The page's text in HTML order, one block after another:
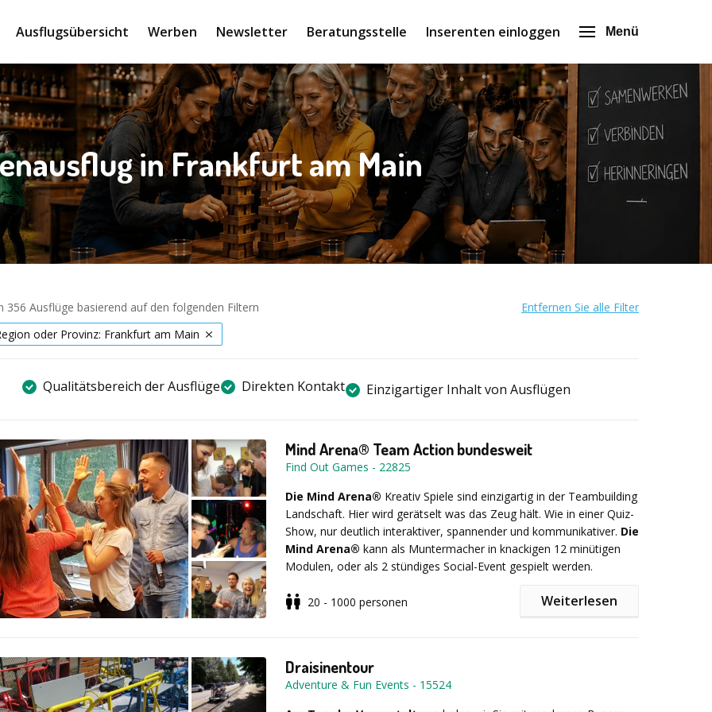
Ausflugsübersicht Werben Newsletter Beratungsstelle Inserenten einloggen Menü
in Frankfurt am Main
356 Ausflüge basierend auf den folgenden Filtern
Entfernen Sie alle Filter
oder Provinz: Frankfurt am Main
Qualitätsbereich der Ausflüge Direkten Kontakt Einzigartiger Inhalt von Ausflügen
Mind Arena® Team Action bundesweit
Find Out Games - 22825
Die Mind Arena® Kreativ Spiele sind einzigartig in der Teambuilding
Landschaft. Hier wird gerätselt was das Zeug hält. Wie in einer Quiz-
Show, nur deutlich interaktiver, spannender und kommunikativer. Die
Mind Arena® kann als Muntermacher in knackigen 12 minütigen
Modulen, oder als 2 stündiges Social-Event gespielt werden.
wird durchgäng in Deutsch oder in English charmamt und
authentisch moderiert.
20 - 1000 personen Weiterlesen
Draisinentour
Adventure & Fun Events - 15524